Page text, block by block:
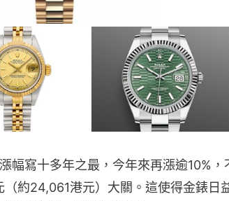
幅寫十多年之最，今年來再漲逾10%
（約24,061港元）大關。這使得金錶日